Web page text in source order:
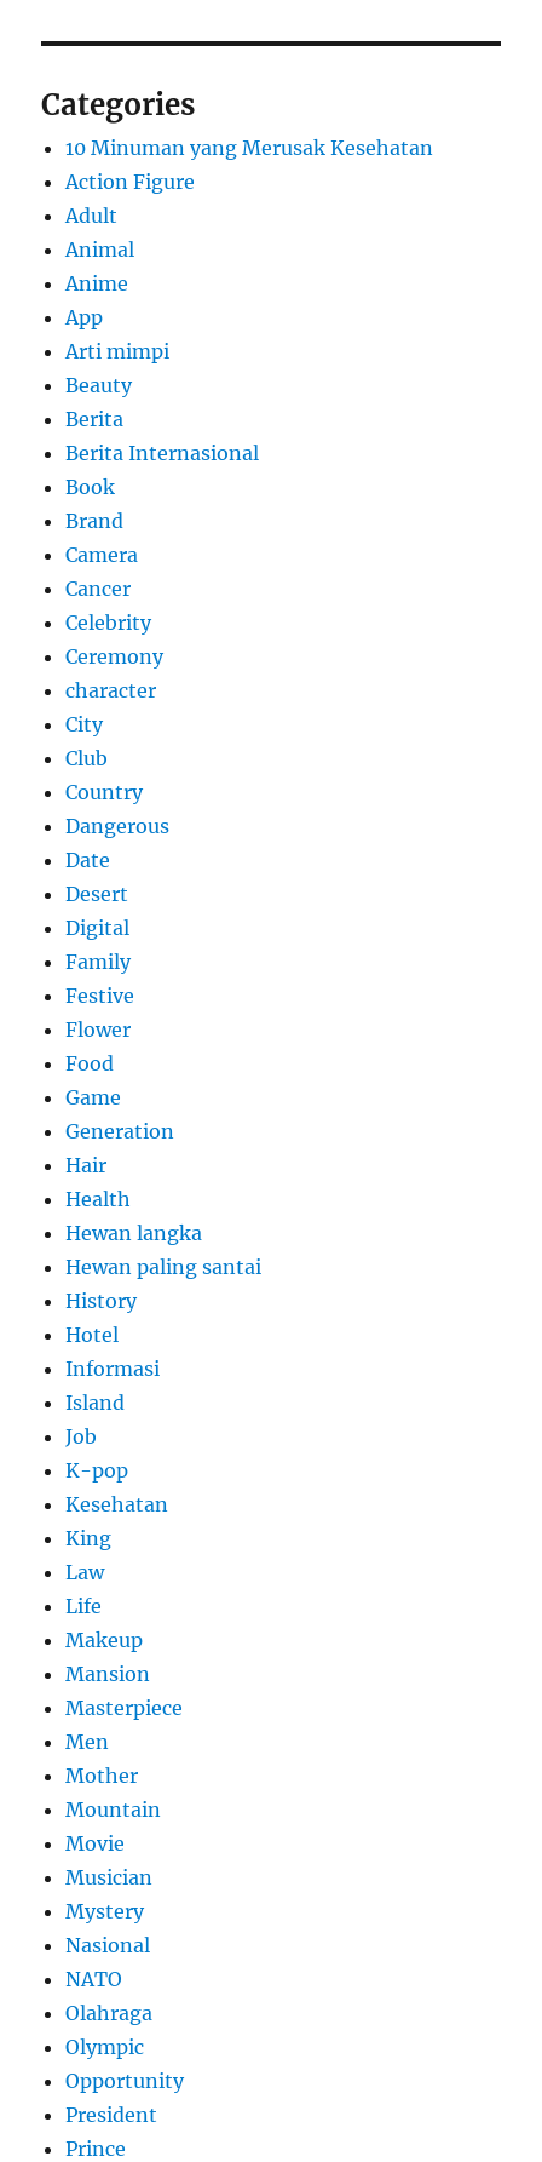
Categories
10 Minuman yang Merusak Kesehatan
Action Figure
Adult
Animal
Anime
App
Arti mimpi
Beauty
Berita
Berita Internasional
Book
Brand
Camera
Cancer
Celebrity
Ceremony
character
City
Club
Country
Dangerous
Date
Desert
Digital
Family
Festive
Flower
Food
Game
Generation
Hair
Health
Hewan langka
Hewan paling santai
History
Hotel
Informasi
Island
Job
K-pop
Kesehatan
King
Law
Life
Makeup
Mansion
Masterpiece
Men
Mother
Mountain
Movie
Musician
Mystery
Nasional
NATO
Olahraga
Olympic
Opportunity
President
Prince